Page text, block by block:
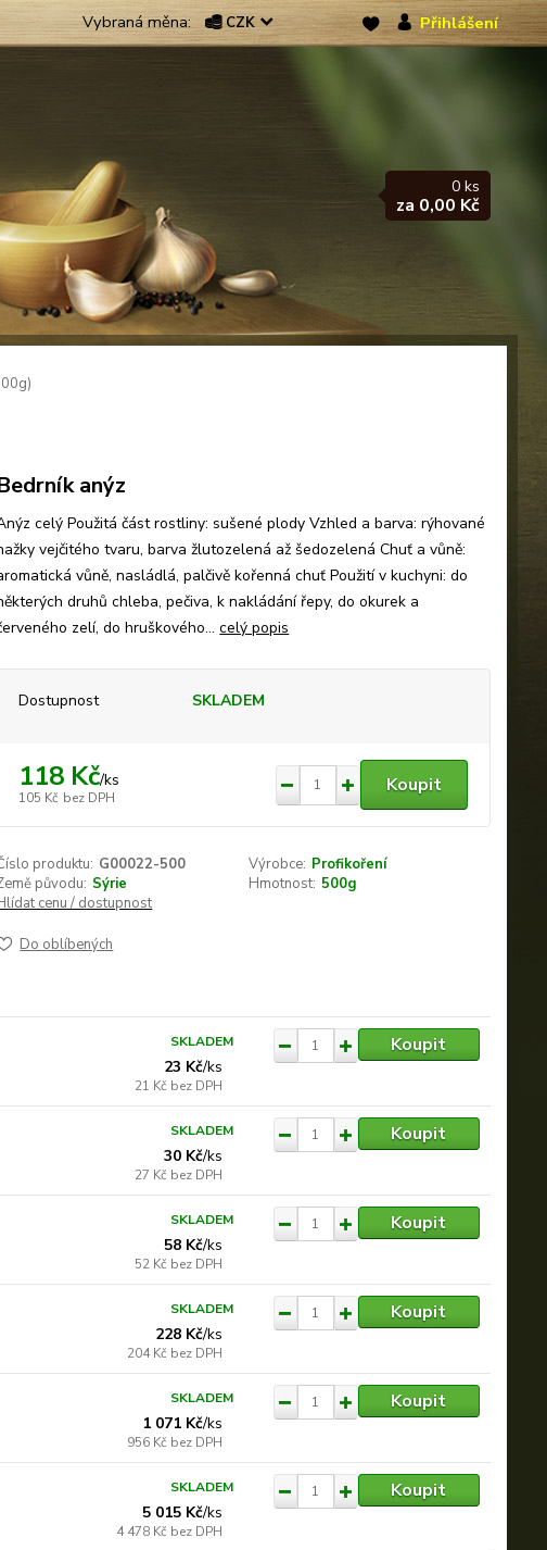
CZK Přihlášení
0 ks
za 0,00 Kč
anýz
celý Použitá část rostliny: sušené plody Vzhled a barva: rýhované
vejčitého tvaru, barva žlutozelená až šedozelená Chuť a vůně:
vůně, nasládlá, palčivě kořenná chuť Použití v kuchyni: do
druhů chleba, pečiva, k nakládání řepy, do okurek a
zelí, do hruškového...celý popis
Dostupnost SKLADEM
118 Kč/ks
105 Kč bez DPH
Koupit
produktu: G00022-500 Výrobce: Profikoření
původu: Sýrie Hmotnost: 500g
cenu / dostupnost
Do oblíbených
23 Kč/ks
21 Kč bez DPH
SKLADEM Koupit
30 Kč/ks
27 Kč bez DPH
SKLADEM Koupit
58 Kč/ks
52 Kč bez DPH
SKLADEM Koupit
228 Kč/ks
204 Kč bez DPH
SKLADEM Koupit
1 071 Kč/ks
956 Kč bez DPH
SKLADEM Koupit
5 015 Kč/ks
4 478 Kč bez DPH
SKLADEM Koupit